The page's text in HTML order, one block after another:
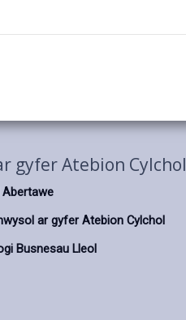
gyfer Atebion Cylchol
ar gyfer Atebion Cylchol
Busnesau Lleol